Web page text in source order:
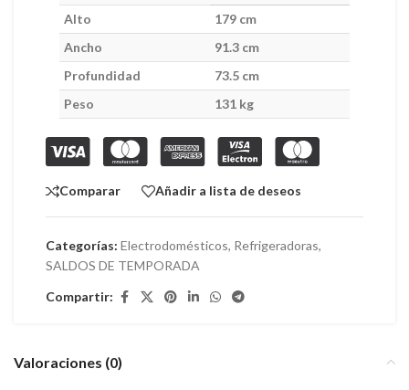
Alto
179 cm
Ancho
91.3 cm
Profundidad
73.5 cm
Peso
131 kg
Comparar Añadir a lista de deseos
Categorías: Electrodomésticos, Refrigeradoras,
SALDOS DE TEMPORADA
Compartir:
Valoraciones (0)